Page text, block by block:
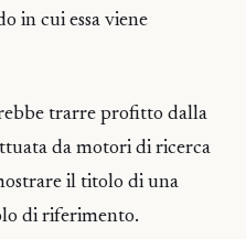
in cui essa viene
trarre profitto dalla
da motori di ricerca
il titolo di una
di riferimento.